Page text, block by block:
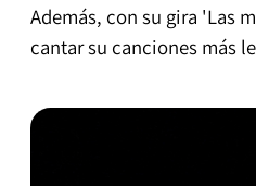
Además, con su gira 'Las
cantar su canciones más